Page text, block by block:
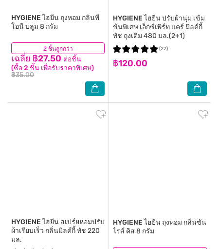
2 ชิ้นถูกกว่า
HYGIENEไฮยีน ถุงหอม กลิ่นพี
โอนี บลูม 8 กรัม
เฉลี่ย ฿27.50 ต่อชิ้น
(ซื้อ 2 ชิ้น เพื่อรับราคาพิเศษ)
฿35.00
(4)
HYGIENEไฮยีน ปรับผ้านุ่ม เข้ม
ข้นพิเศษ เอ็กซ์เพิร์ท แคร์ มิลค์กี้
ทัช ถุงเติม 480 มล.(2+1)
฿120.00
(22)
HYGIENEไฮยีน สเปร์ยหอมปรับ
ผ้าเรียบเร็ว กลิ่นมิลค์กี้ ทัช 220
มล.
HYGIENEไฮยีน ถุงหอม กลิ่นซัน
ไรส์ คิส 8 กรัม